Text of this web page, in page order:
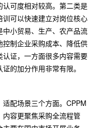
可度相对较高。第二类是
可以快速建立对岗位核心
小贸易、生产、农产品流
制企业采购成本、降低供
证，一方面很多内容需要
的加分作用非常有限。
配场景三个方面。CPPM
容更聚焦采购全流程管